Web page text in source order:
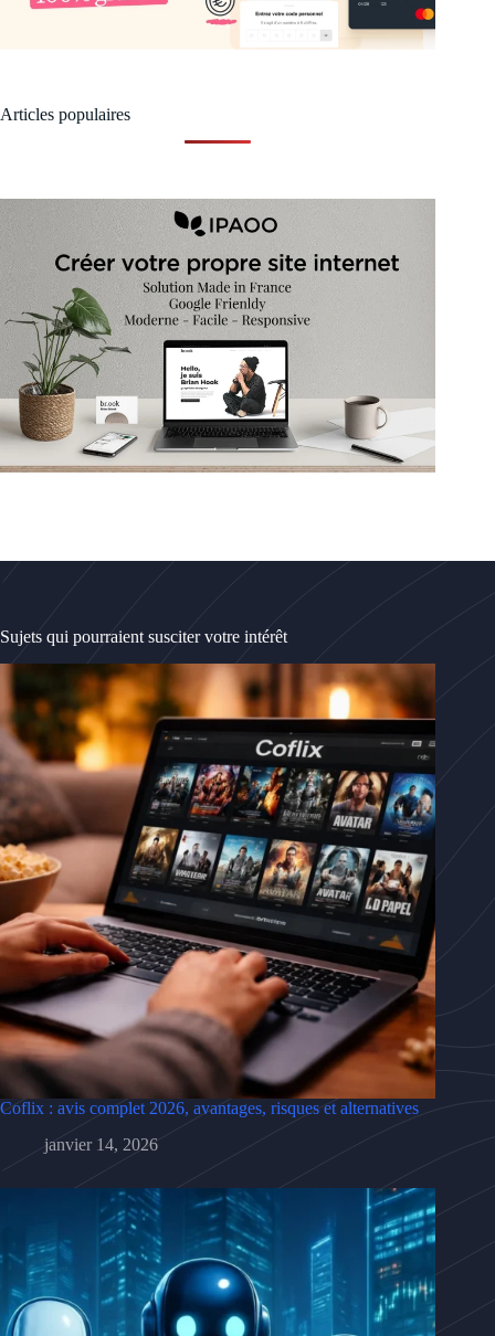
Articles populaires
Sujets qui pourraient susciter votre intérêt
Coflix : avis complet 2026, avantages, risques et alternatives
janvier 14, 2026